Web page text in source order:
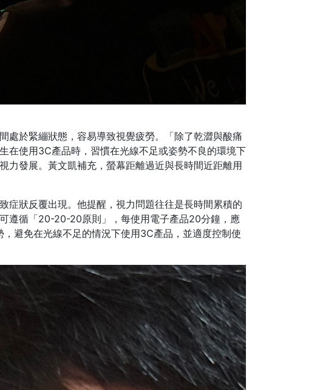
處於緊繃狀態，容易導致視覺疲勞。「除了乾澀與酸痛
在使用3C產品時，習慣在光線不足或姿勢不良的環境下
力發展。黃文凱補充，螢幕距離過近與長時間近距離用
症狀反覆出現。他提醒，視力問題往往是長時間累積的
遵循「20-20-20原則」，每使用電子產品20分鐘，應
避免在光線不足的情況下使用3C產品，並適度控制使